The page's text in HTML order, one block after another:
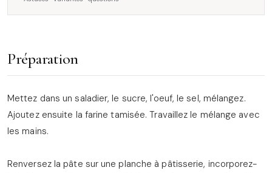
Préparation
Mettez dans un saladier, le sucre, l'oeuf, le sel, mélangez.
Ajoutez ensuite la farine tamisée. Travaillez le mélange avec
les mains.
Renversez la pâte sur une planche à pâtisserie, incorporez-